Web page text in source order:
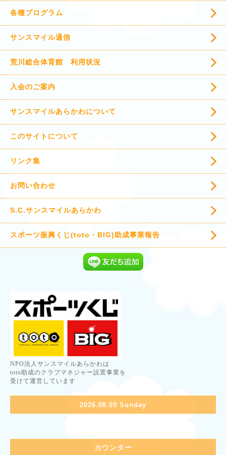
各種プログラム
サンスマイル通信
荒川総合体育館 利用状況
入会のご案内
サンスマイルあらかわについて
このサイトについて
リンク集
お問い合わせ
S.C.サンスマイルあらかわ
スポーツ振興くじ(toto・BIG)助成事業報告
NPO法人サンスマイルあらかわは
toto助成のクラブマネジャー設置事業を
受けて運営しています
2026.08.09 Sunday
カウンター